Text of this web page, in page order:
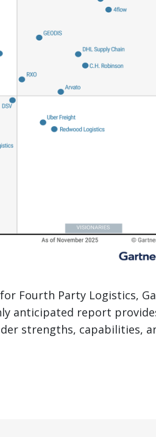
Fourth Party Logistics,
anticipated report
strengths, capabilities,